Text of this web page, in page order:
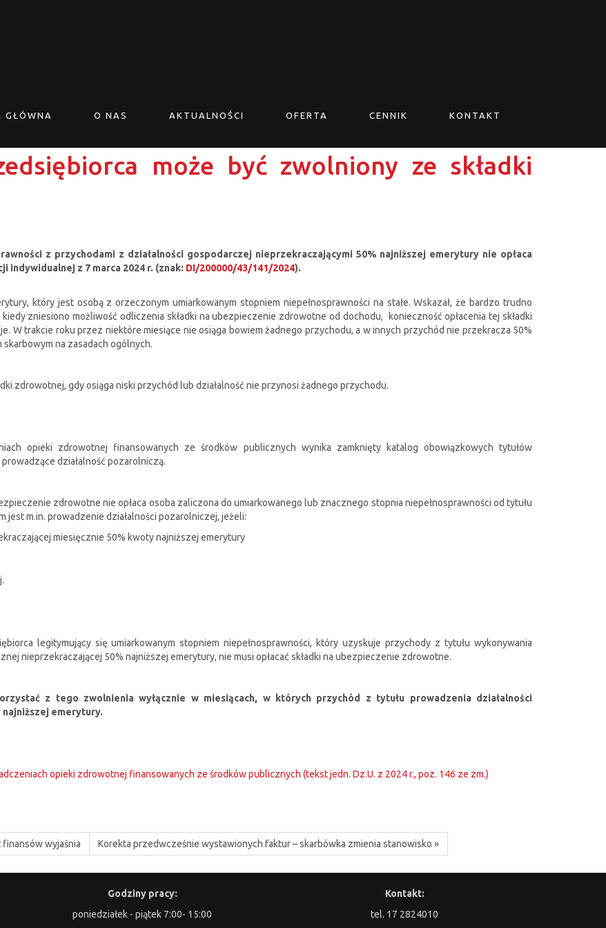
GŁÓWNA O NAS AKTUALNOŚCI OFERTA CENNIK KONTAKT
może być zwolniony ze składki
z przychodami z działalności gospodarczej nieprzekraczającymi 50% najniższej emerytury nie opłaca
z 7 marca 2024 r. (znak: DI/200000/43/141/2024).
który jest osobą z orzeczonym umiarkowanym stopniem niepełnosprawności na stałe. Wskazał, że bardzo trudno
kiedy zniesiono możliwość odliczenia składki na ubezpieczenie zdrowotne od dochodu, konieczność opłacenia tej składki
W trakcie roku przez niektóre miesiące nie osiąga bowiem żadnego przychodu, a w innych przychód nie przekracza 50%
na zasadach ogólnych.
zdrowotnej, gdy osiąga niski przychód lub działalność nie przynosi żadnego przychodu.
opieki zdrowotnej finansowanych ze środków publicznych wynika zamknięty katalog obowiązkowych tytułów
działalność pozarolniczą.
zdrowotne nie opłaca osoba zaliczona do umiarkowanego lub znacznego stopnia niepełnosprawności od tytułu
m.in. prowadzenie działalności pozarolniczej, jeżeli:
miesięcznie 50% kwoty najniższej emerytury
legitymujący się umiarkowanym stopniem niepełnosprawności, który uzyskuje przychody z tytułu wykonywania
nieprzekraczającej 50% najniższej emerytury, nie musi opłacać składki na ubezpieczenie zdrowotne.
z tego zwolnienia wyłącznie w miesiącach, w których przychód z tytułu prowadzenia działalności
emerytury.
opieki zdrowotnej finansowanych ze środków publicznych (tekst jedn. Dz.U. z 2024 r., poz. 146 ze zm.)
wyjaśnia Korekta przedwcześnie wystawionych faktur – skarbówka zmienia stanowisko »
Godziny pracy:
poniedziałek - piątek 7:00- 15:00
Kontakt:
tel. 17 2824010